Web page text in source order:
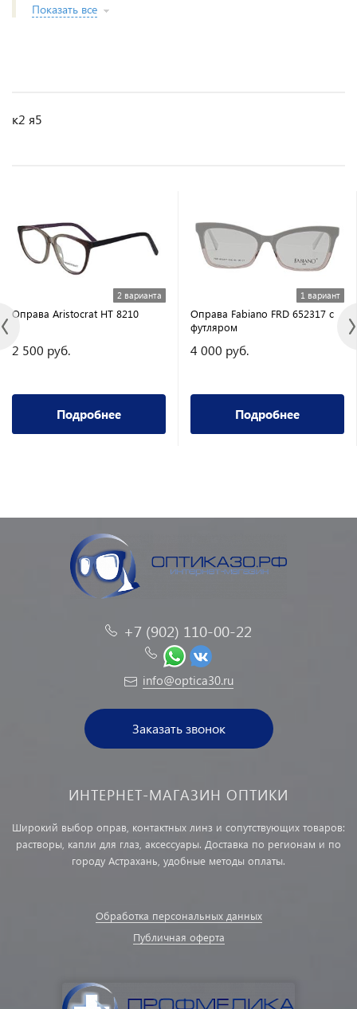
Показать все
к2 я5
2 варианта
Оправа Aristocrat HT 8210
2 500 руб.
Подробнее
1 вариант
Оправа Fabiano FRD 652317 с
футляром
4 000 руб.
Подробнее
+7 (902) 110-00-22
info@optica30.ru
Заказать звонок
ИНТЕРНЕТ-МАГАЗИН ОПТИКИ
Широкий выбор оправ, контактных линз и сопутствующих товаров:
растворы, капли для глаз, аксессуары. Доставка по регионам и по
городу Астрахань, удобные методы оплаты.
Обработка персональных данных
Публичная оферта